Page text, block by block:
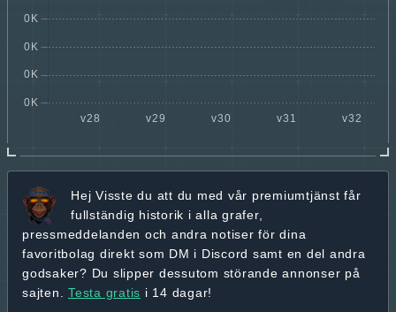
Hej Visste du att du med vår premiumtjänst får
fullständig historik i alla grafer,
pressmeddelanden och andra notiser för dina
favoritbolag direkt som DM i Discord samt en del andra
godsaker? Du slipper dessutom störande annonser på
sajten. Testa gratis i 14 dagar!